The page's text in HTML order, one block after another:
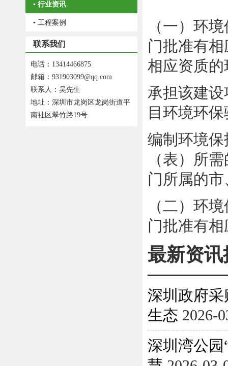
▪ 行业资讯
▪ 工程案例
联系我们
电话：13414466875
邮箱：931903099@qq.com
联系人：吴先生
地址：深圳市龙岗区龙岗街道平
南社区翠竹路19号
（一）环
门批准有
相应资质
承担该建
目环境环
编制环境
（表）所
门所属的
（二）环
门批准有
最新资讯
深圳政府
生态 2026-
深圳湾公